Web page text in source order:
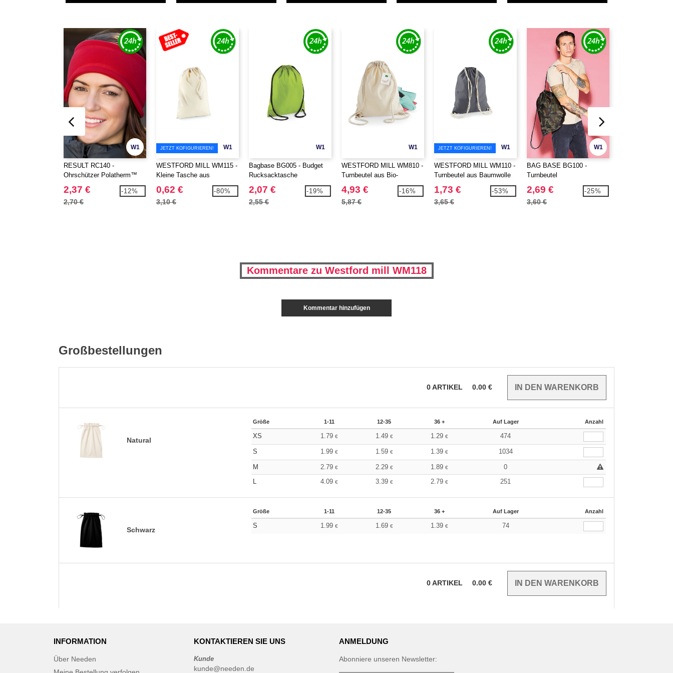
W1
RESULT RC140 -
Ohrschützer Polatherm™
2,37 €
2,70 €
-12%
W1
JETZT KOFIGURIEREN!
WESTFORD MILL WM115 -
Kleine Tasche aus
0,62 €
3,10 €
-80%
W1
Bagbase BG005 - Budget
Rucksacktasche
2,07 €
2,55 €
-19%
W1
WESTFORD MILL WM810 -
Turnbeutel aus Bio-
4,93 €
5,87 €
-16%
W1
JETZT KOFIGURIEREN!
WESTFORD MILL WM110 -
Turnbeutel aus Baumwolle
1,73 €
3,65 €
-53%
W1
BAG BASE BG100 -
Turnbeutel
2,69 €
3,60 €
-25%
Kommentare zu Westford mill WM118
Kommentar hinzufügen
Großbestellungen
0ARTIKEL 0.00 €
Natural
Größe 1-11 12-35 36 + Auf Lager Anzahl
XS 1.79 € 1.49 € 1.29€ 474
S 1.99 € 1.59 € 1.39€ 1034
M 2.79 € 2.29 € 1.89€
0
L
4.09 € 3.39 € 2.79€ 251
Schwarz
Größe 1-11 12-35 36 + Auf Lager Anzahl
S 1.99 € 1.69 € 1.39€ 74
0ARTIKEL 0.00 €
INFORMATION
Über Needen
KONTAKTIEREN SIE UNS
Kunde
kunde@needen.de
ANMELDUNG
Abonniere unseren Newsletter: